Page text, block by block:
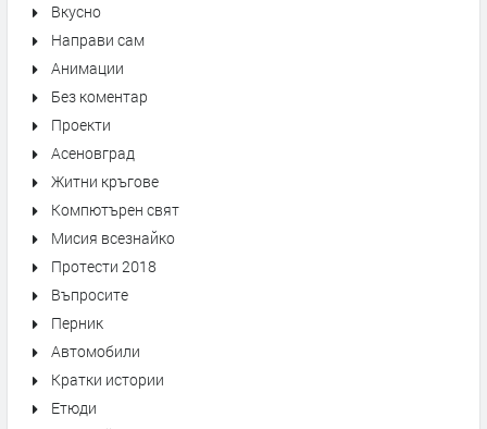
Вкусно
Направи сам
Анимации
Без коментар
Проекти
Асеновград
Житни кръгове
Компютърен свят
Мисия всезнайко
Протести 2018
Въпросите
Перник
Автомобили
Кратки истории
Етюди